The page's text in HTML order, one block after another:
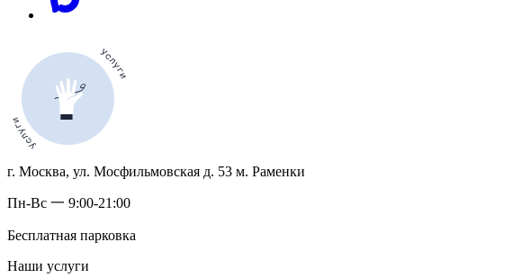
г. Москва, ул. Мосфильмовская д. 53 м. Раменки
Пн-Вс 一 9:00-21:00
Бесплатная парковка
Наши услуги